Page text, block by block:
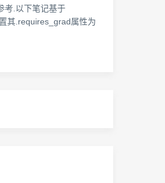
考.以下笔记基于
其.requires_grad属性为